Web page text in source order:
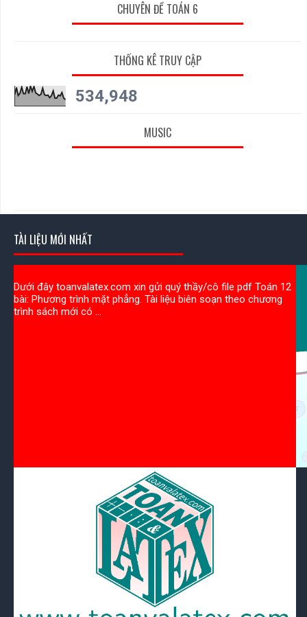
CHUYÊN ĐỀ TOÁN 6
THỐNG KÊ TRUY CẬP
534,948
MUSIC
TÀI LIỆU MỚI NHẤT
Dưới đây toanvalatex.com xin gửi quý thầy/cô file pdf Toán 12
bài: Phương trình mặt phẳng. Tài liệu biên soạn theo chương
trình sách mới có ...